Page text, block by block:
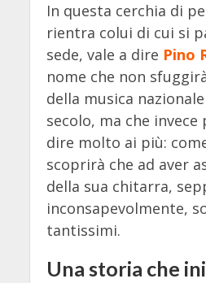
In questa cerchia di
rientra colui di cui si
sede, vale a dire Pino
nome che non
della musica
secolo, ma che
dire molto ai più:
scoprirà che ad aver
della sua chitarra,
inconsapevolmente,
tantissimi.
Una storia che